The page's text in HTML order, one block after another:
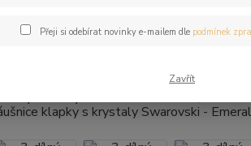
ocelový set
s krystaly
Přeji si odebírat novinky e-mailem dle podmínek
Zavřít